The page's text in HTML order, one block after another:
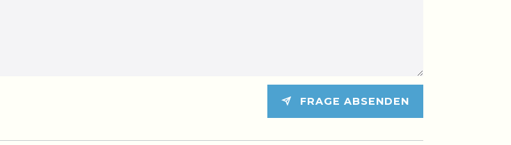
FRAGE ABSENDEN